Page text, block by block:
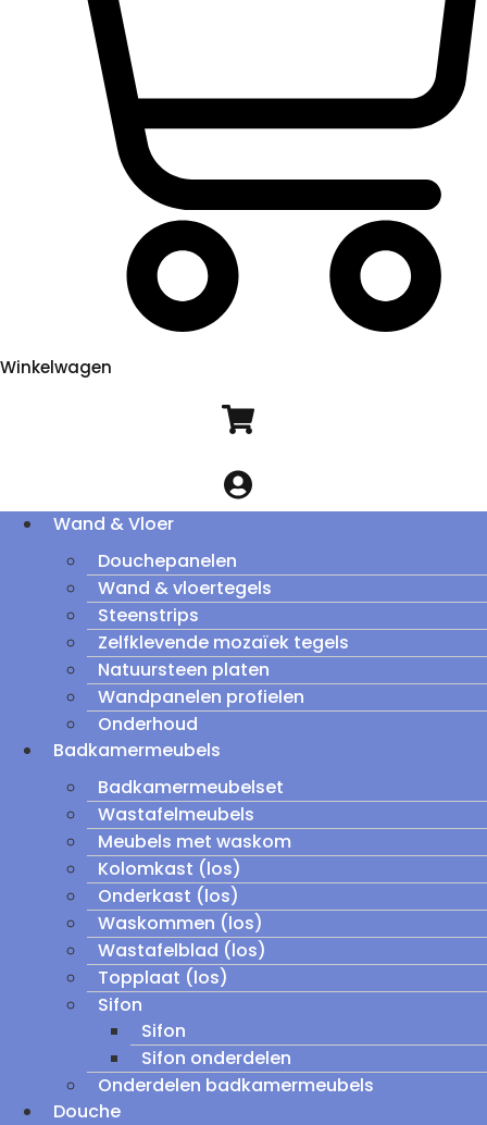
Winkelwagen
Wand & Vloer
Douchepanelen
Wand & vloertegels
Steenstrips
Zelfklevende mozaïek tegels
Natuursteen platen
Wandpanelen profielen
Onderhoud
Badkamermeubels
Badkamermeubelset
Wastafelmeubels
Meubels met waskom
Kolomkast (los)
Onderkast (los)
Waskommen (los)
Wastafelblad (los)
Topplaat (los)
Sifon
Sifon
Sifon onderdelen
Onderdelen badkamermeubels
Douche